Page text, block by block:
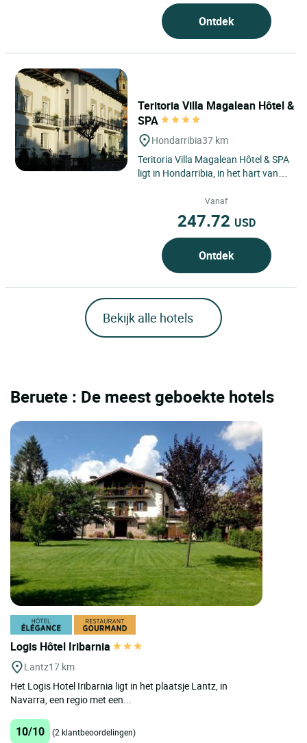
Ontdek
Teritoria Villa Magalean Hôtel &
SPA
Hondarribia37 km
Teritoria Villa Magalean Hôtel & SPA
ligt in Hondarribia, in het hart van
grensstad met een...
Vanaf
247.72 USD
Ontdek
Bekijk alle hotels
Beruete : De meest geboekte hotels
Logis Hôtel Iribarnia
Lantz17 km
Het Logis Hotel Iribarnia ligt in het plaatsje Lantz, in
Navarra, een regio met een...
10/10 (2 klantbeoordelingen)